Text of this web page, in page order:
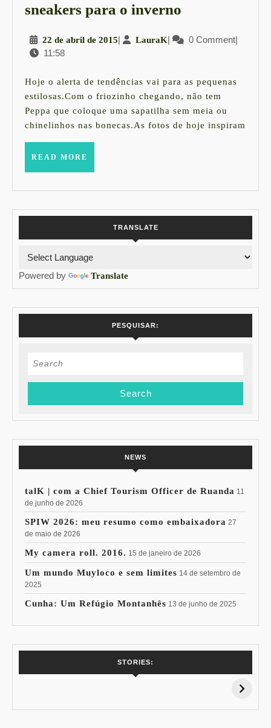
sneakers para o inverno
Botinhas
sneakers
para
o
inverno
22 de abril de 201522
de
2015
| LauraKLauraK
| 0 Comment|
11:58
Hoje o alerta de tendências vai para as pequenas
estilosas.Com o friozinho chegando, não tem
Peppa que coloque uma sapatilha sem meia ou
chinelinhos nas bonecas.As fotos de hoje inspiram
READ MORE
TRANSLATE
Powered by Translate
PESQUISAR:
Search
NEWS
talK | com a Chief Tourism Officer de Ruanda 11
de junho de 2026
SPIW 2026: meu resumo como embaixadora 27
de maio de 2026
My camera roll. 2016. 15 de janeiro de 2026
Um mundo Muyloco e sem limites 14 de setembro de
2025
Cunha: Um Refúgio Montanhês 13 de junho de 2025
STORIES:
15% de
Pessoal: Os